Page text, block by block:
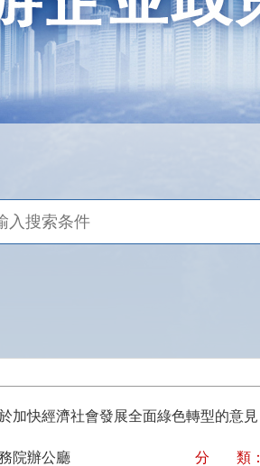
加快經濟社會發展全面綠色轉型的意見
院辦公廳 分 類：